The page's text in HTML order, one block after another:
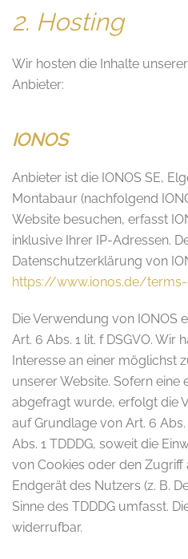
2. Hosting
Wir hosten die Inhalte
Anbieter:
IONOS
Anbieter ist die IONOS SE,
Montabaur (nachfolgend
Website besuchen, erfasst
inklusive Ihrer IP-Adressen.
Datenschutzerklärung von
https://www.ionos.de/
Die Verwendung von IONOS
Art. 6 Abs. 1 lit. f DSGVO. Wir
Interesse an einer möglichst
unserer Website. Sofern
abgefragt wurde, erfolgt die
auf Grundlage von Art. 6 Abs.
Abs. 1 TDDDG, soweit die
von Cookies oder den
Endgerät des Nutzers (z. B.
Sinne des TDDDG umfasst.
widerrufbar.